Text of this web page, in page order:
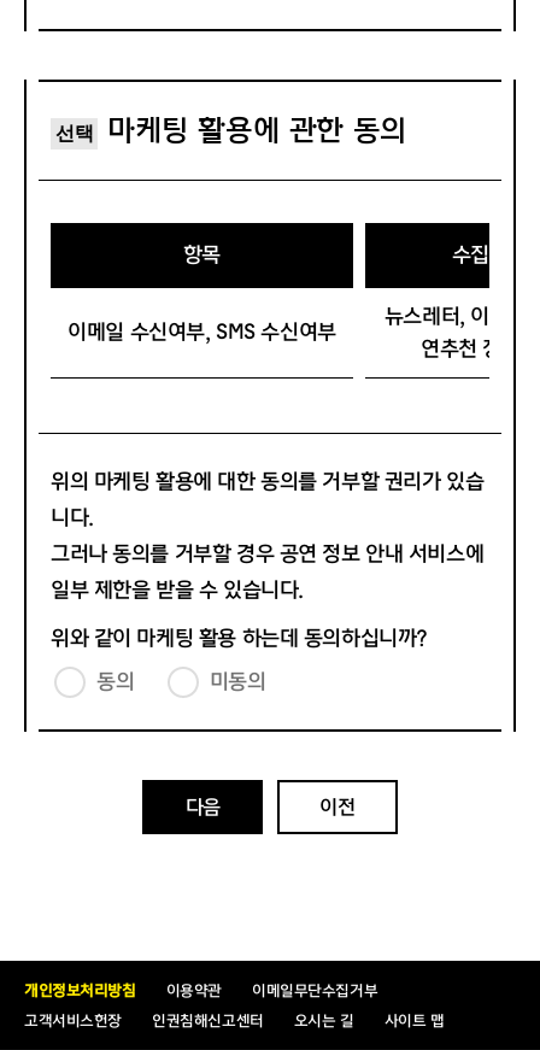
제6조 (회원의 종류 및 회비)
한 혜택을 받을 수 있는 회원을 말합니다.
1. 일반회원의 유효기간은 회원탈퇴시까지입니다.
2. 기부회원의 유효기간은 기부 시작일로부터 기부를 중단
1. 일반회원의 등급은 웰컴(Welcome), 스타트(Start), 스
페셜(Special), 시그니처(Signature) 총 4단계로 분류합니
2. 회원 가입과 동시에 웰컴 등급이 부여됩니다.
3. 회원의 등급의 유지 및 승급에는 회관이 규정한 조건을
충족해야합니다.
4. 회관은 회원의 1년 간 이용실적을 산출하여 다음의 기준
에 따라 회원 등급을 조정하며 그 기준은 아래 각 호와 같습
트 및 이용횟수를 동시에 충족하는 경우 해당 등급으로 조정
회원가입
이용횟수
제4조(티켓 예매서비스)
제공합니다.
소)
3. 전화 예매 서비스 (세종 콜센터)
고객은 직접 예매 절차에 따라 해당 공연 시작 2시간 전까지
인터넷∙모바일로 예매할 수 있습니다.
나 인터넷으로 예매한 티켓을 발권할 수 있습니다. 또한 세
종문화티켓을 통해 티켓을 예매한 경우에 한하여 티켓 예매
에 필요한 변경이나 환불 등 전반적인 업무 처리가 가능합니
2. 공연장 매표소는 대극장, M씨어터, S씨어터, 체임버홀,
꿈의숲아트센터 등에 위치하고 있으며, 공연 시작 1시간 30
공연은 공연시작 후 30분까지 운영하고, 고객은 공연장 매
직접 온라인으로 발권할 수 있습니다.
④ 티켓 예매서비스의 경우 기획사와 세종의 위탁판매계약
⑤ 세종은 인터넷∙모바일 서비스 이용 중 고객의 부주의로
발생하는 공연 또는 전시 일시, 티켓 할인율 누락, 좌석 수량
선택 마케팅 활용에 관한 동의
항목 수집·이용
이메일 수신여부, SMS 수신여부
뉴스레터, 이벤트,
연추천 정보
위의 마케팅 활용에 대한 동의를 거부할 권리가 있습
니다.
그러나 동의를 거부할 경우 공연 정보 안내 서비스에
일부 제한을 받을 수 있습니다.
위와 같이 마케팅 활용 하는데 동의하십니까?
동의
미동의
다음 이전
개인정보처리방침 이용약관
이메일무단수집거부
고객서비스헌장
인권침해신고센터 오시는 길 사이트 맵